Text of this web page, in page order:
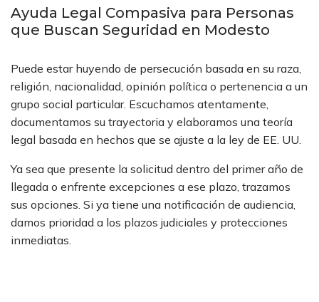
Ayuda Legal Compasiva para Personas
que Buscan Seguridad en Modesto
Puede estar huyendo de persecución basada en su raza,
religión, nacionalidad, opinión política o pertenencia a un
grupo social particular. Escuchamos atentamente,
documentamos su trayectoria y elaboramos una teoría
legal basada en hechos que se ajuste a la ley de EE. UU.
Ya sea que presente la solicitud dentro del primer año de
llegada o enfrente excepciones a ese plazo, trazamos
sus opciones. Si ya tiene una notificación de audiencia,
damos prioridad a los plazos judiciales y protecciones
inmediatas.